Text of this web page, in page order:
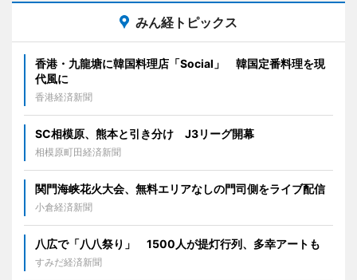
みん経トピックス
香港・九龍塘に韓国料理店「Social」 韓国定番料理を現
代風に
香港経済新聞
SC相模原、熊本と引き分け J3リーグ開幕
相模原町田経済新聞
関門海峡花火大会、無料エリアなしの門司側をライブ配信
小倉経済新聞
八広で「八八祭り」 1500人が提灯行列、多幸アートも
すみだ経済新聞